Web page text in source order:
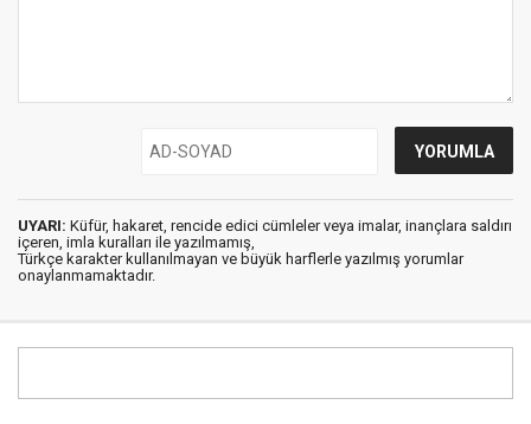
UYARI: Küfür, hakaret, rencide edici cümleler veya imalar, inançlara saldırı
içeren, imla kuralları ile yazılmamış,
Türkçe karakter kullanılmayan ve büyük harflerle yazılmış yorumlar
onaylanmamaktadır.